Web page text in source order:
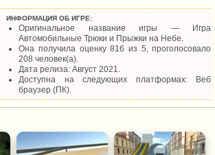
ИНФОРМАЦИЯ ОБ ИГРЕ:
Оригинальное название игры — Игра
Автомобильные Трюки и Прыжки на Небе.
Она получила оценку 816 из 5, проголосовало
208 человек(а).
Дата релиза: Август 2021.
Доступна на следующих платформах: Веб
браузер (ПК).